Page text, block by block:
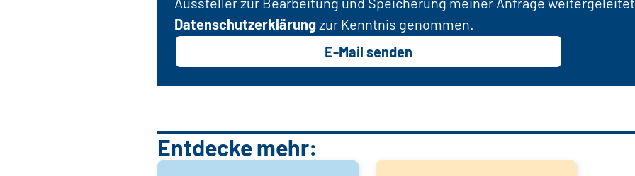
Datenschutzerklärungzur Kenntnis genommen.
E-Mail senden
Entdecke mehr: